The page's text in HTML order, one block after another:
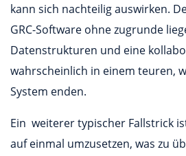
kann sich nachteilig auswirken.
GRC-Software ohne zugrunde
Datenstrukturen und eine
wahrscheinlich in einem teuren,
System enden.
Ein weiterer typischer Fallstrick
auf einmal umzusetzen, was zu